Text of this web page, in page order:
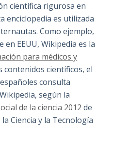
científica rigurosa en
enciclopedia es utilizada
Como ejemplo,
EEUU, Wikipedia es la
para médicos y
contenidos científicos, el
consulta
según la
de la ciencia 2012 de
Ciencia y la Tecnología